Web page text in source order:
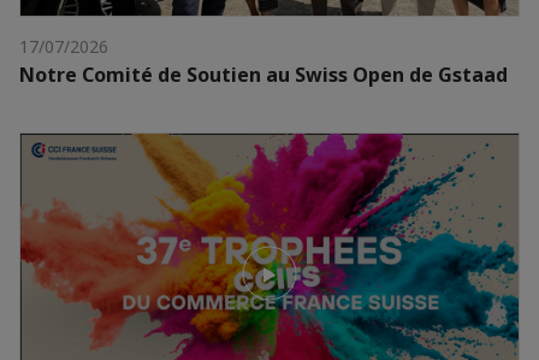
17/07/2026
Notre Comité de Soutien au Swiss Open de Gstaad